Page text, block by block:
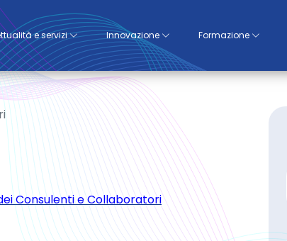
e servizi Innovazione Formazione
Consulenti e Collaboratori